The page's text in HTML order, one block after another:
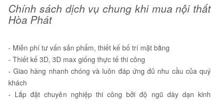
Chính sách dịch vụ chung khi mua nội thất
Hòa Phát
- Miễn phí tư vấn sản phẩm, thiết kế bố trí mặt bằng
- Thiết kế 3D, 3D max giống thực tế thi công
- Giao hàng nhanh chóng và luôn đáp ứng đủ nhu cầu của quý
khách
- Lắp đặt chuyên nghiệp thi công bởi độ ngũ dày dạn kinh